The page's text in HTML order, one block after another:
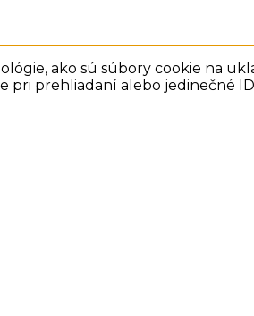
ako sú súbory cookie na
pri prehliadaní alebo jedinečné